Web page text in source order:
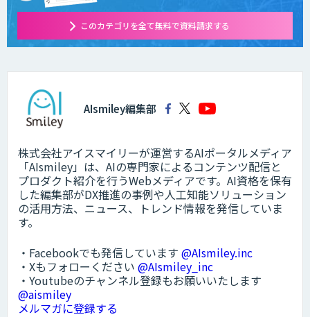
このカテゴリを全て無料で資料請求する
AIsmiley編集部
株式会社アイスマイリーが運営するAIポータルメディア
「AIsmiley」は、AIの専門家によるコンテンツ配信と
プロダクト紹介を行うWebメディアです。AI資格を保有
した編集部がDX推進の事例や人工知能ソリューション
の活用方法、ニュース、トレンド情報を発信していま
す。
・Facebookでも発信しています @AIsmiley.inc
・Xもフォローください @AIsmiley_inc
・Youtubeのチャンネル登録もお願いいたします
@aismiley
メルマガに登録する